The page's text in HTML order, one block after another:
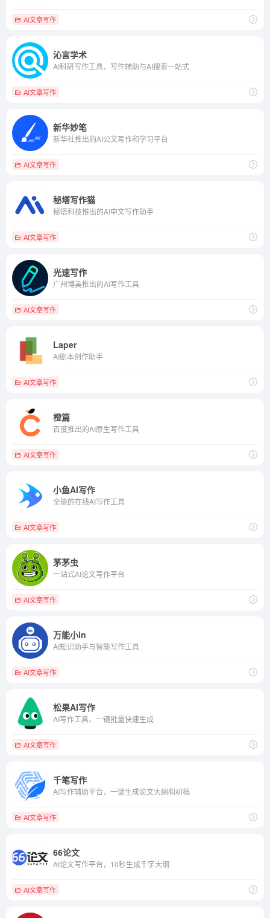
AI文章写作
沁言学术
AI科研写作工具，写作辅助与AI搜索一站式
AI文章写作
新华妙笔
新华社推出的AI公文写作和学习平台
AI文章写作
秘塔写作猫
秘塔科技推出的AI中文写作助手
AI文章写作
光速写作
广州博美推出的AI写作工具
AI文章写作
Laper
AI剧本创作助手
AI文章写作
橙篇
百度推出的AI原生写作工具
AI文章写作
小鱼AI写作
全能的在线AI写作工具
AI文章写作
茅茅虫
一站式AI论文写作平台
AI文章写作
万能小in
AI知识助手与智能写作工具
AI文章写作
松果AI写作
AI写作工具，一键批量快速生成
AI文章写作
千笔写作
AI写作辅助平台，一键生成论文大纲和初稿
AI文章写作
66论文
AI论文写作平台，10秒生成千字大纲
AI文章写作